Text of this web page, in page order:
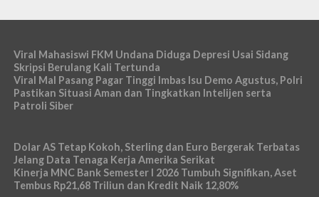
Viral Mahasiswi FKM Undana Diduga Depresi Usai Sidang
Skripsi Berulang Kali Tertunda
Viral Mal Pasang Pagar Tinggi Imbas Isu Demo Agustus, Polri
Pastikan Situasi Aman dan Tingkatkan Intelijen serta
Patroli Siber
Dolar AS Tetap Kokoh, Sterling dan Euro Bergerak Terbatas
Jelang Data Tenaga Kerja Amerika Serikat
Kinerja MNC Bank Semester I 2026 Tumbuh Signifikan, Aset
Tembus Rp21,68 Triliun dan Kredit Naik 12,80%